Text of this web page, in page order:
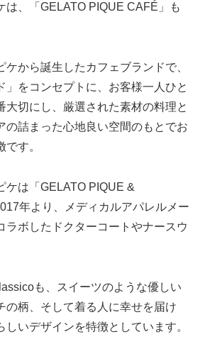
は、「GELATO PIQUE CAFÉ」も
ケから誕生したカフェブランドで、
」をコンセプトに、お客様一人ひと
大切にし、厳選された素材の料理と
の詰まった心地良い空間のもとでお
す。
ケは「GELATO PIQUE &
年より、メディカルアパレルメー
ラボしたドクターコートやナースウ
も、スイーツのような優しい
の柄、そして着る人に幸せを届け
しいデザインを特徴としています。